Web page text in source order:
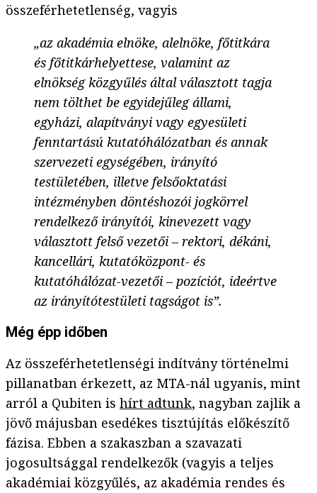
összeférhetetlenség, vagyis
„az akadémia elnöke, alelnöke, főtitkára
és főtitkárhelyettese, valamint az
elnökség közgyűlés által választott tagja
nem tölthet be egyidejűleg állami,
egyházi, alapítványi vagy egyesületi
fenntartású kutatóhálózatban és annak
szervezeti egységében, irányító
testületében, illetve felsőoktatási
intézményben döntéshozói jogkörrel
rendelkező irányítói, kinevezett vagy
választott felső vezetői – rektori, dékáni,
kancellári, kutatóközpont- és
kutatóhálózat-vezetői – pozíciót, ideértve
az irányítótestületi tagságot is”.
Még épp időben
Az összeférhetetlenségi indítvány történelmi
pillanatban érkezett, az MTA-nál ugyanis, mint
arról a Qubiten is hírt adtunk, nagyban zajlik a
jövő májusban esedékes tisztújítás előkészítő
fázisa. Ebben a szakaszban a szavazati
jogosultsággal rendelkezők (vagyis a teljes
akadémiai közgyűlés, az akadémia rendes és